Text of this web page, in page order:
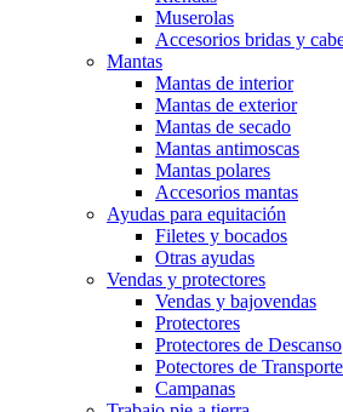
Muserolas
Accesorios bridas y
Mantas
Mantas de interior
Mantas de exterior
Mantas de secado
Mantas antimoscas
Mantas polares
Accesorios mantas
Ayudas para equitación
Filetes y bocados
Otras ayudas
Vendas y protectores
Vendas y bajovendas
Protectores
Protectores de Descanso
Potectores de Transporte
Campanas